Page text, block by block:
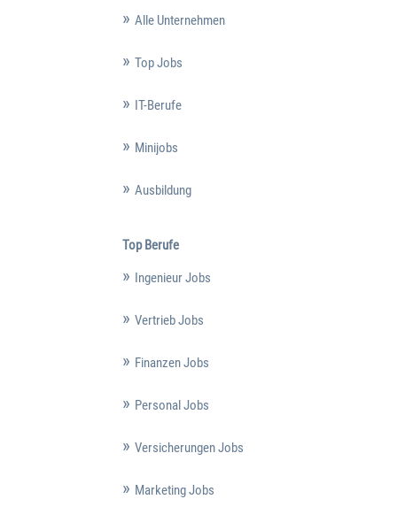
Alle Unternehmen
Top Jobs
IT-Berufe
Minijobs
Ausbildung
Top Berufe
Ingenieur Jobs
Vertrieb Jobs
Finanzen Jobs
Personal Jobs
Versicherungen Jobs
Marketing Jobs